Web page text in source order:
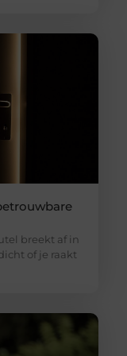
breekt af in
of je raakt